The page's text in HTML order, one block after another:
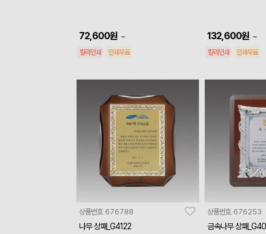
72,600원 ~
칼라인쇄 인쇄무료
132,600원 ~
칼라인쇄 인쇄무료
상품번호 676788
나무 상패_G4122
상품번호 676253
금속나무 상패